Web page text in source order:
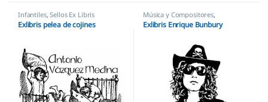
Infantiles,Sellos Ex Libris
Exlibris pelea de cojines
Música y Compositores,
Personajes y Figuras ,Sellos Ex
Libris
Exlibris Enrique Bunbury